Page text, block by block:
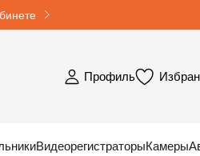
Профиль
ВидеорегистраторыКамеры